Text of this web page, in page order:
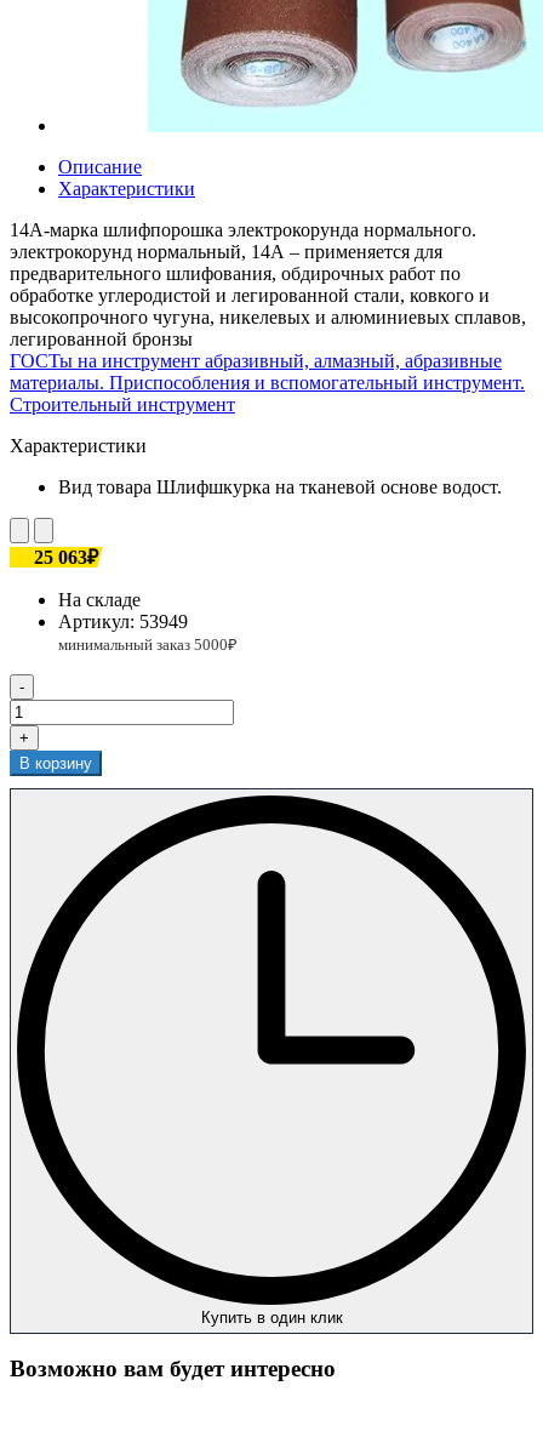
Описание
Характеристики
14А-марка шлифпорошка электрокорунда нормального.
электрокорунд нормальный, 14А – применяется для
предварительного шлифования, обдирочных работ по
обработке углеродистой и легированной стали, ковкого и
высокопрочного чугуна, никелевых и алюминиевых сплавов,
легированной бронзы
ГОСТы на инструмент абразивный, алмазный, абразивные
материалы. Приспособления и вспомогательный инструмент.
Строительный инструмент
Характеристики
Вид товара Шлифшкурка на тканевой основе водост.
25 063₽
На складе
Артикул: 53949
-
+
В корзину
Купить в один клик
Возможно вам будет интересно